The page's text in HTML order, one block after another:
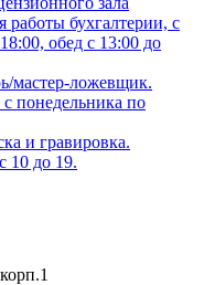
работы бухгалтерии, с
обед с 13:00 до
мастер-ложевщик.
понедельника по
и гравировка.
10 до 19.